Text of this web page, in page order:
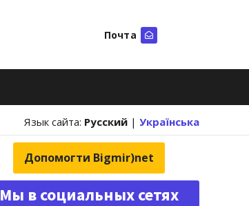
Почта
Язык сайта: Русский | Українська
Допомогти Bigmir)net
Мы в социальных сетях